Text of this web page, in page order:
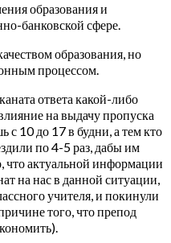
образования и
банковской сфере.
образования, но
процессом.
ответа какой-либо
на выдачу пропуска
с 10 до 17 в будни, а тем кто
по 4-5 раз, дабы им
что актуальной информации
на нас в данной ситуации,
учителя, и покинули
того, что препод